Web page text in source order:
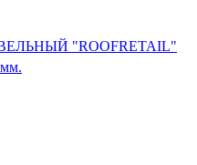
"ROOFRETAIL"